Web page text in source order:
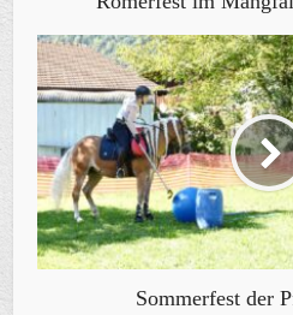
Sommerfest der